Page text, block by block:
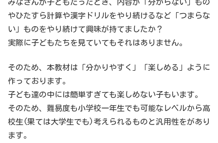
みなさんが子どもだったとき、内容が「分からない」もの
やひたすら計算や漢字ドリルをやり続けるなど「つまらな
い」ものをやり続けて興味が持てましたか？
実際に子どもたちを見ていてもそれはありません。
そのため、本教材は「分かりやすく」「楽しめる」ように
作っております。
子ども達の中には簡単すぎても楽しめない子もいます。
そのため、難易度も小学校一年生でも可能なレベルから高
校生(果ては大学生でも)考えられるものと汎用性をがあり
ます。